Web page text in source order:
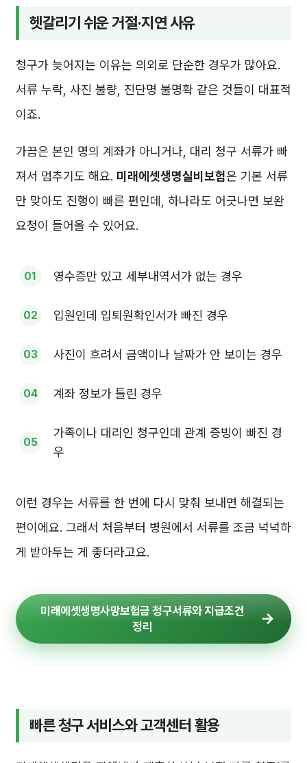
헷갈리기 쉬운 거절·지연 사유
청구가 늦어지는 이유는 의외로 단순한 경우가 많아요.
서류 누락, 사진 불량, 진단명 불명확 같은 것들이 대표적
이죠.
가끔은 본인 명의 계좌가 아니거나, 대리 청구 서류가 빠
져서 멈추기도 해요. 미래에셋생명실비보험은 기본 서류
만 맞아도 진행이 빠른 편인데, 하나라도 어긋나면 보완
요청이 들어올 수 있어요.
영수증만 있고 세부내역서가 없는 경우
입원인데 입퇴원확인서가 빠진 경우
사진이 흐려서 금액이나 날짜가 안 보이는 경우
계좌 정보가 틀린 경우
가족이나 대리인 청구인데 관계 증빙이 빠진 경
우
이런 경우는 서류를 한 번에 다시 맞춰 보내면 해결되는
편이에요. 그래서 처음부터 병원에서 서류를 조금 넉넉하
게 받아두는 게 좋더라고요.
미래에셋생명사망보험금 청구서류와 지급조건
정리
빠른 청구 서비스와 고객센터 활용